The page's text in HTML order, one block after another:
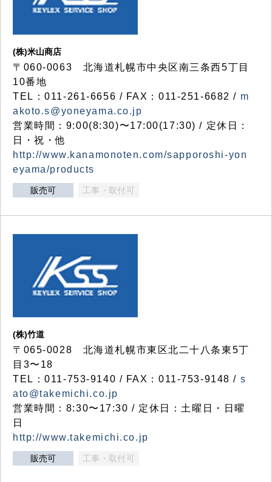
(株)米山商店
〒060-0063 北海道札幌市中央区南三条西5丁目
10番地
TEL：011-261-6656 / FAX：011-251-6682 / m
akoto.s@yoneyama.co.jp
営業時間：9:00(8:30)〜17:00(17:30) / 定休日：
日・祝・他
http://www.kanamonoten.com/sapporoshi-yon
eyama/products
販売可 工事・取付可
(株)竹道
〒065-0028 北海道札幌市東区北二十八条東5丁
目3〜18
TEL：011-753-9140 / FAX：011-753-9148 / s
ato@takemichi.co.jp
営業時間：8:30〜17:30 / 定休日：土曜日・日曜
日
http://www.takemichi.co.jp
販売可 工事・取付可